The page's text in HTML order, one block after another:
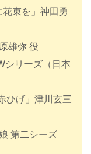
束を」神田勇
雄弥 役
シリーズ（日本
ひげ」津川玄三
第二シーズ